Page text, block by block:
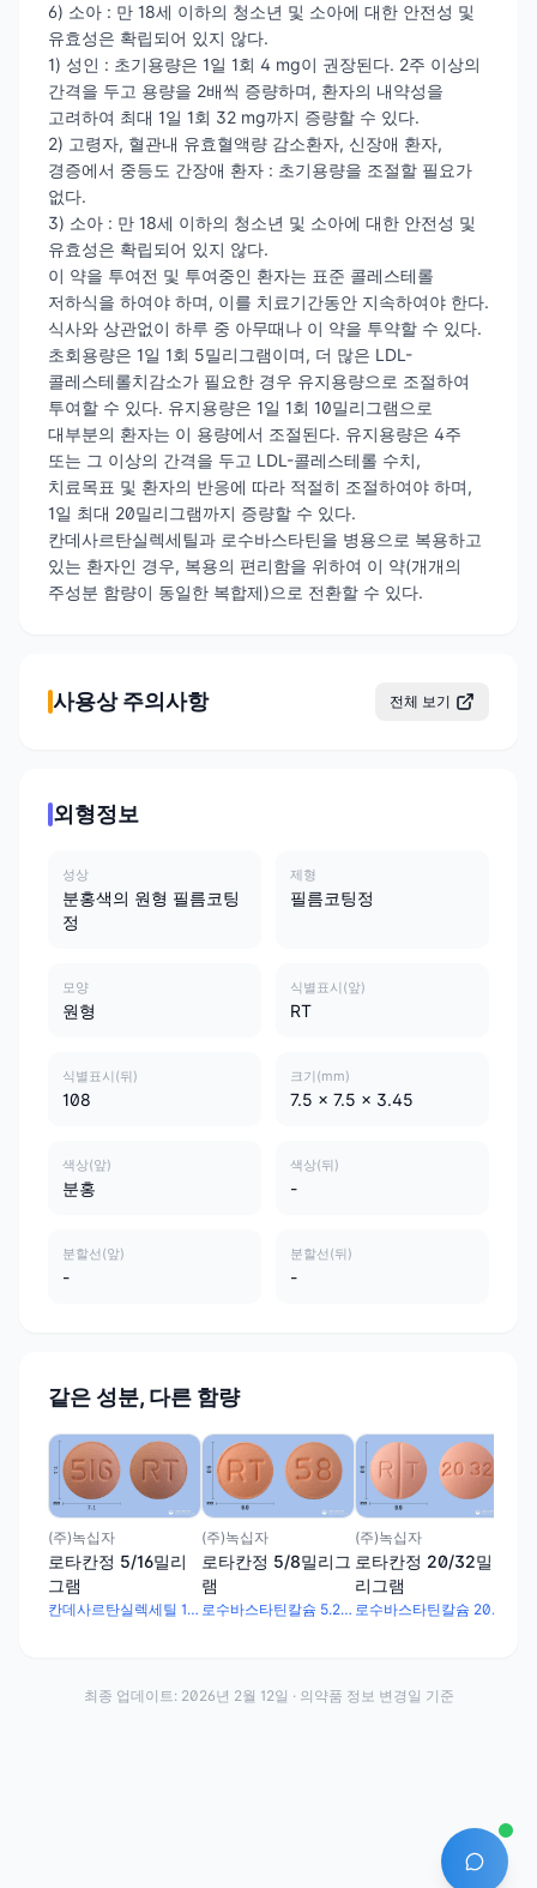
6) 소아 : 만 18세 이하의 청소년 및 소아에 대한 안전성 및
유효성은 확립되어 있지 않다.
1) 성인 : 초기용량은 1일 1회 4 mg이 권장된다. 2주 이상의
간격을 두고 용량을 2배씩 증량하며, 환자의 내약성을
고려하여 최대 1일 1회 32 mg까지 증량할 수 있다.
2) 고령자, 혈관내 유효혈액량 감소환자, 신장애 환자,
경증에서 중등도 간장애 환자 : 초기용량을 조절할 필요가
없다.
3) 소아 : 만 18세 이하의 청소년 및 소아에 대한 안전성 및
유효성은 확립되어 있지 않다.
이 약을 투여전 및 투여중인 환자는 표준 콜레스테롤
저하식을 하여야 하며, 이를 치료기간동안 지속하여야 한다.
식사와 상관없이 하루 중 아무때나 이 약을 투약할 수 있다.
초회용량은 1일 1회 5밀리그램이며, 더 많은 LDL-
콜레스테롤치감소가 필요한 경우 유지용량으로 조절하여
투여할 수 있다. 유지용량은 1일 1회 10밀리그램으로
대부분의 환자는 이 용량에서 조절된다. 유지용량은 4주
또는 그 이상의 간격을 두고 LDL-콜레스테롤 수치,
치료목표 및 환자의 반응에 따라 적절히 조절하여야 하며,
1일 최대 20밀리그램까지 증량할 수 있다.
칸데사르탄실렉세틸과 로수바스타틴을 병용으로 복용하고
있는 환자인 경우, 복용의 편리함을 위하여 이 약(개개의
주성분 함량이 동일한 복합제)으로 전환할 수 있다.
사용상 주의사항 전체 보기
외형정보
성상
분홍색의 원형 필름코팅
정
제형
필름코팅정
모양
원형
식별표시(앞)
RT
식별표시(뒤)
108
크기(mm)
7.5 x 7.5 x 3.45
색상(앞)
분홍
색상(뒤)
-
분할선(앞)
-
분할선(뒤)
-
같은 성분, 다른 함량
(주)녹십자
로타칸정 5/16밀리
그램
칸데사르탄실렉세틸 16mg · 로수바스타틴칼슘 5.2mg
(주)녹십자
로타칸정 5/8밀리그
램
로수바스타틴칼슘 5.2mg · 칸데사르탄실렉세틸 8mg
(주)녹십자
로타칸정 20/32밀
리그램
AI 에이
최종 업데이트: 2026년 2월 12일 · 의약품 정보 변경일 기준